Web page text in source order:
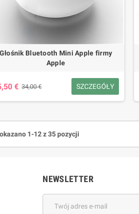
Głośnik Bluetooth Mini Apple firmy
Apple
€ 34,00 € SZCZEGÓŁY
1-12 z 35 pozycji
NEWSLETTER